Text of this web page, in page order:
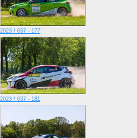
2023 / 037 - 177
2023 / 037 - 181